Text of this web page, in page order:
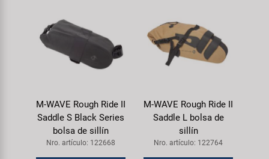
M-WAVE Rough Ride II
Saddle S Black Series
bolsa de sillín
Nro. artículo: 122668
M-WAVE Rough Ride II
Saddle L bolsa de
sillín
Nro. artículo: 122764